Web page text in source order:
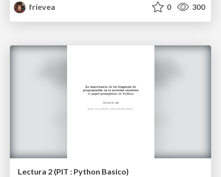
frievea
0 300
Lectura 2 (PIT : Python Basico)